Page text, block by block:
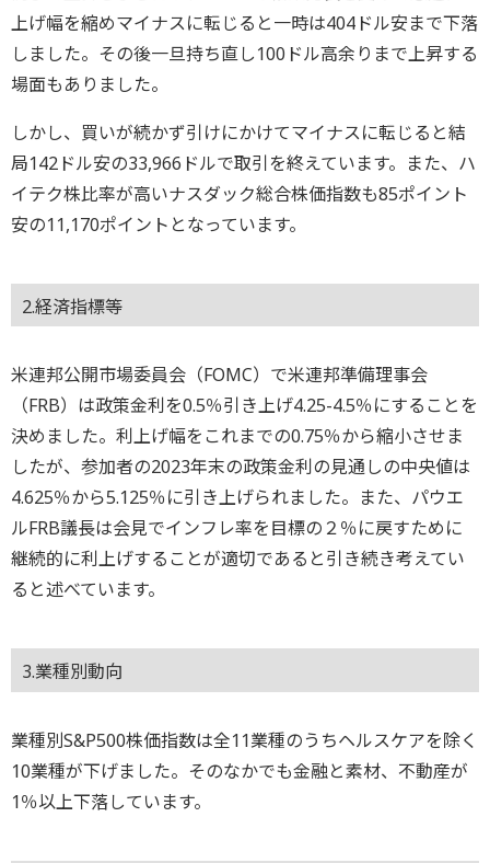
上げ幅を縮めマイナスに転じると一時は404ドル安まで下落
しました。その後一旦持ち直し100ドル高余りまで上昇する
場面もありました。
しかし、買いが続かず引けにかけてマイナスに転じると結
局142ドル安の33,966ドルで取引を終えています。また、ハ
イテク株比率が高いナスダック総合株価指数も85ポイント
安の11,170ポイントとなっています。
2.経済指標等
米連邦公開市場委員会（FOMC）で米連邦準備理事会
（FRB）は政策金利を0.5％引き上げ4.25-4.5％にすることを
決めました。利上げ幅をこれまでの0.75％から縮小させま
したが、参加者の2023年末の政策金利の見通しの中央値は
4.625％から5.125％に引き上げられました。また、パウエ
ルFRB議長は会見でインフレ率を目標の２％に戻すために
継続的に利上げすることが適切であると引き続き考えてい
ると述べています。
3.業種別動向
業種別S&P500株価指数は全11業種のうちヘルスケアを除く
10業種が下げました。そのなかでも金融と素材、不動産が
1％以上下落しています。